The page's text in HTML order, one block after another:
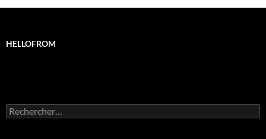
HELLOFROM
Rechercher :